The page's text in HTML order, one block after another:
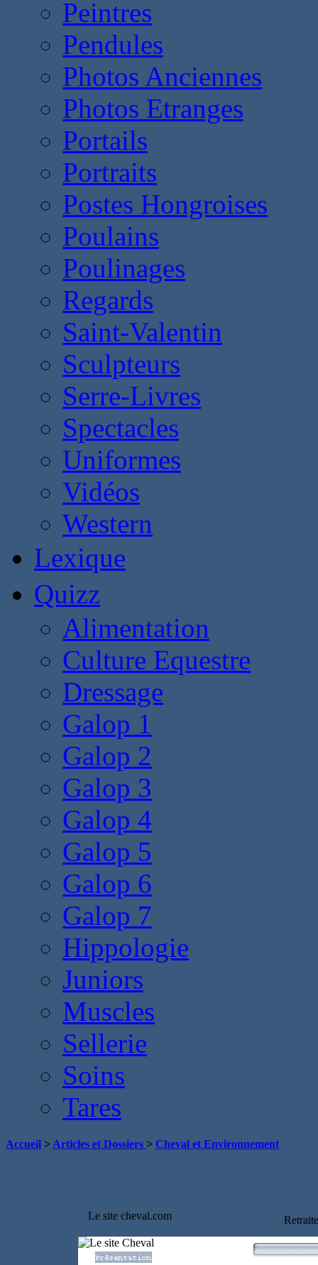
Peintres
Pendules
Photos Anciennes
Photos Etranges
Portails
Portraits
Postes Hongroises
Poulains
Poulinages
Regards
Saint-Valentin
Sculpteurs
Serre-Livres
Spectacles
Uniformes
Vidéos
Western
Lexique
Quizz
Alimentation
Culture Equestre
Dressage
Galop 1
Galop 2
Galop 3
Galop 4
Galop 5
Galop 6
Galop 7
Hippologie
Juniors
Muscles
Sellerie
Soins
Tares
Accueil > Articles et Dossiers > Cheval et Environnement
Le site cheval.com